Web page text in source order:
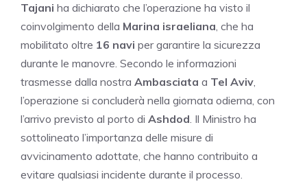
Tajani ha dichiarato che l’operazione ha visto il
coinvolgimento della Marina israeliana, che ha
mobilitato oltre 16 navi per garantire la sicurezza
durante le manovre. Secondo le informazioni
trasmesse dalla nostra Ambasciata a Tel Aviv,
l’operazione si concluderà nella giornata odierna, con
l’arrivo previsto al porto di Ashdod. Il Ministro ha
sottolineato l’importanza delle misure di
avvicinamento adottate, che hanno contribuito a
evitare qualsiasi incidente durante il processo.